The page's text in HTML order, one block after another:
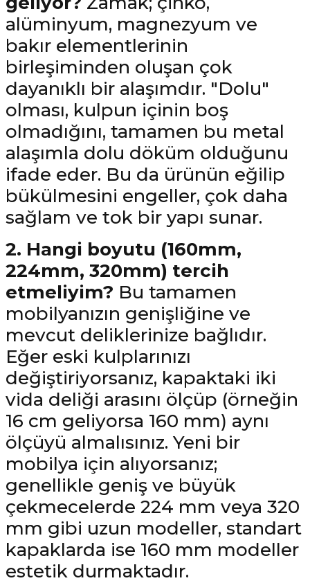
alüminyum, magnezyum ve
bakır elementlerinin
birleşiminden oluşan çok
dayanıklı bir alaşımdır. "Dolu"
olması, kulpun içinin boş
olmadığını, tamamen bu metal
alaşımla dolu döküm olduğunu
ifade eder. Bu da ürünün eğilip
bükülmesini engeller, çok daha
sağlam ve tok bir yapı sunar.
2. Hangi boyutu (160mm,
224mm, 320mm) tercih
etmeliyim? Bu tamamen
mobilyanızın genişliğine ve
mevcut deliklerinize bağlıdır.
Eğer eski kulplarınızı
değiştiriyorsanız, kapaktaki iki
vida deliği arasını ölçüp (örneğin
16 cm geliyorsa 160 mm) aynı
ölçüyü almalısınız. Yeni bir
mobilya için alıyorsanız;
genellikle geniş ve büyük
çekmecelerde 224 mm veya 320
mm gibi uzun modeller, standart
kapaklarda ise 160 mm modeller
estetik durmaktadır.